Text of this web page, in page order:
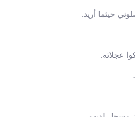
حيثما أريد.
عجلاته.